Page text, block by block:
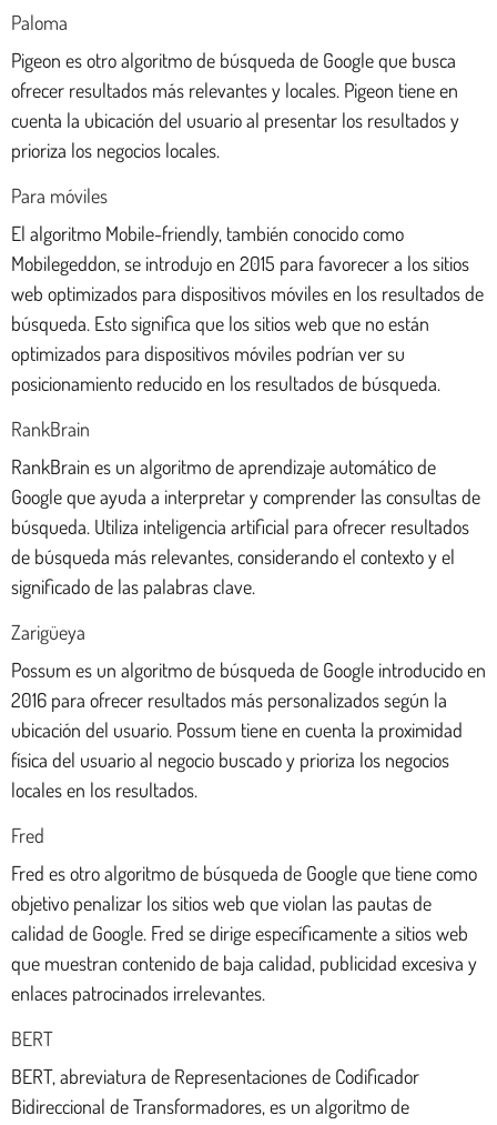
Paloma
Pigeon es otro algoritmo de búsqueda de Google que busca
ofrecer resultados más relevantes y locales. Pigeon tiene en
cuenta la ubicación del usuario al presentar los resultados y
prioriza los negocios locales.
Para móviles
El algoritmo Mobile-friendly, también conocido como
Mobilegeddon, se introdujo en 2015 para favorecer a los sitios
web optimizados para dispositivos móviles en los resultados de
búsqueda. Esto significa que los sitios web que no están
optimizados para dispositivos móviles podrían ver su
posicionamiento reducido en los resultados de búsqueda.
RankBrain
RankBrain es un algoritmo de aprendizaje automático de
Google que ayuda a interpretar y comprender las consultas de
búsqueda. Utiliza inteligencia artificial para ofrecer resultados
de búsqueda más relevantes, considerando el contexto y el
significado de las palabras clave.
Zarigüeya
Possum es un algoritmo de búsqueda de Google introducido en
2016 para ofrecer resultados más personalizados según la
ubicación del usuario. Possum tiene en cuenta la proximidad
física del usuario al negocio buscado y prioriza los negocios
locales en los resultados.
Fred
Fred es otro algoritmo de búsqueda de Google que tiene como
objetivo penalizar los sitios web que violan las pautas de
calidad de Google. Fred se dirige específicamente a sitios web
que muestran contenido de baja calidad, publicidad excesiva y
enlaces patrocinados irrelevantes.
BERT
BERT, abreviatura de Representaciones de Codificador
Bidireccional de Transformadores, es un algoritmo de